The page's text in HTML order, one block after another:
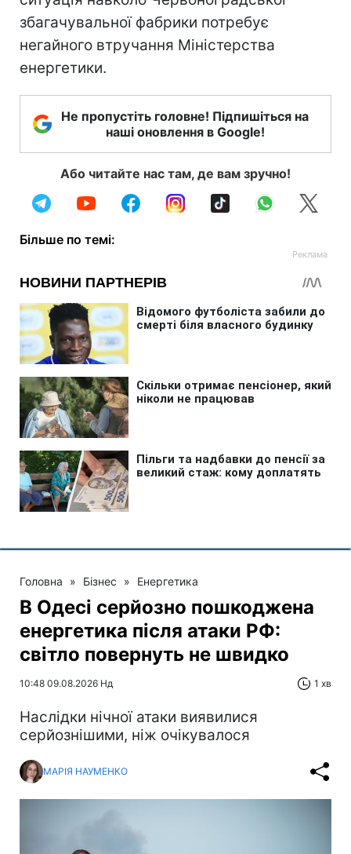
збагачувальної фабрики потребує
негайного втручання Міністерства
енергетики.
Не пропустіть головне! Підпишіться на
наші оновлення в Google!
Або читайте нас там, де вам зручно!
Більше по темі:
Головна » Бізнес » Енергетика
В Одесі серйозно пошкоджена
енергетика після атаки РФ:
світло повернуть не швидко
10:48 09.08.2026 Нд 1 хв
Наслідки нічної атаки виявилися
серйознішими, ніж очікувалося
МАРІЯ НАУМЕНКО